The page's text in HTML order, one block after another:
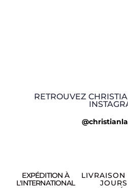
RETROUVEZ
EXPÉDITION À
L'INTERNATIONAL
LIVRAISON
JOURS